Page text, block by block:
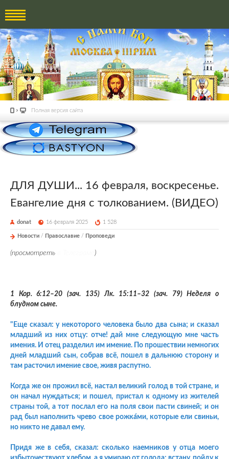
Полная версия сайта
ДЛЯ ДУШИ... 16 февраля, воскресенье.
Евангелие дня с толкованием. (ВИДЕО)
donat 16 февраля 2025 1 528
Новости / Православие / Проповеди
(просмотреть )
1 Кор.6:12–20 (зач. 135) Лк. 15:11–32 (зач. 79) Неделя о
блудном сыне.
"Еще сказал: у некоторого человека было два сына; и сказал
младший из них отцу: отче! дай мне следующую мне часть
имения. И отец разделил им имение. По прошествии немногих
дней младший сын, собрав всё, пошел в дальнюю сторону и
там расточил имение свое, живя распутно.
Когда же он прожил всё, настал великий голод в той стране, и
он начал нуждаться; и пошел, пристал к одному из жителей
страны той, а тот послал его на поля свои пасти свиней; и он
рад был наполнить чрево свое рожка́ми, которые ели свиньи,
но никто не давал ему.
Придя же в себя, сказал: сколько наемников у отца моего